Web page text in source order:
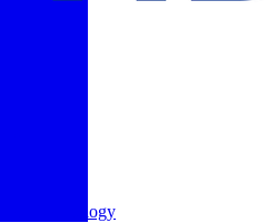
Juice Technology